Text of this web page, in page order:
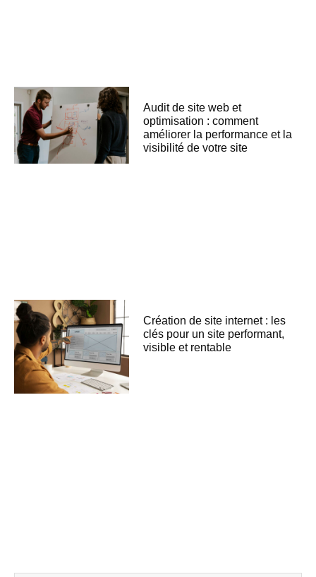
Audit de site web et
optimisation : comment
améliorer la performance et la
visibilité de votre site
Création de site internet : les
clés pour un site performant,
visible et rentable